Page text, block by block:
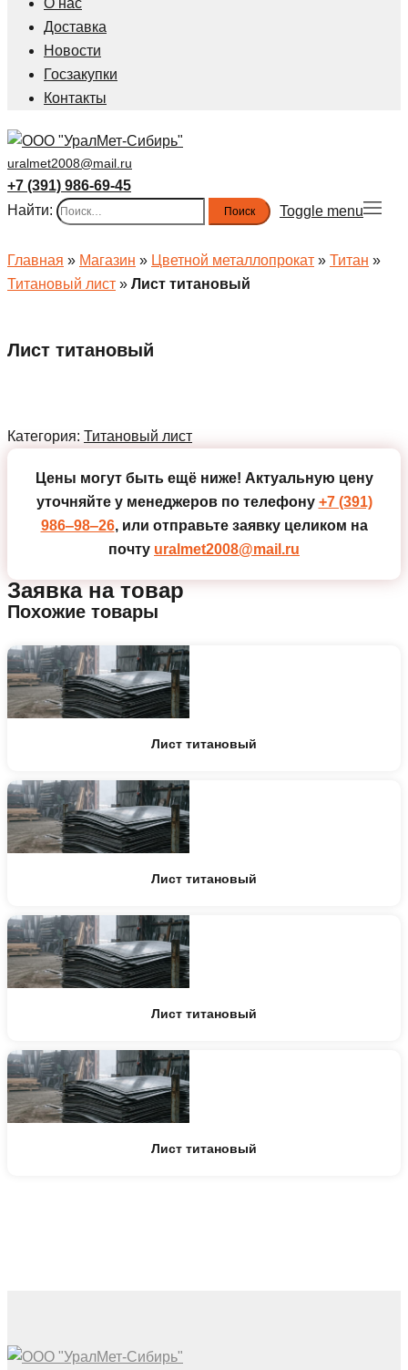
О нас
Доставка
Новости
Госзакупки
Контакты
uralmet2008@mail.ru
+7 (391) 986-69-45
Найти:
Toggle menu
Главная » Магазин » Цветной металлопрокат » Титан »
Титановый лист » Лист титановый
Лист титановый
Категория: Титановый лист
Цены могут быть ещё ниже! Актуальную цену
уточняйте у менеджеров по телефону +7 (391)
986‒98‒26, или отправьте заявку целиком на
почту uralmet2008@mail.ru
Заявка на товар
Похожие товары
Лист титановый
Лист титановый
Лист титановый
Лист титановый